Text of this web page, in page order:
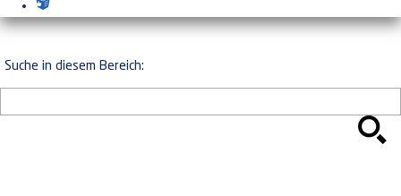
Suche in diesem Bereich: